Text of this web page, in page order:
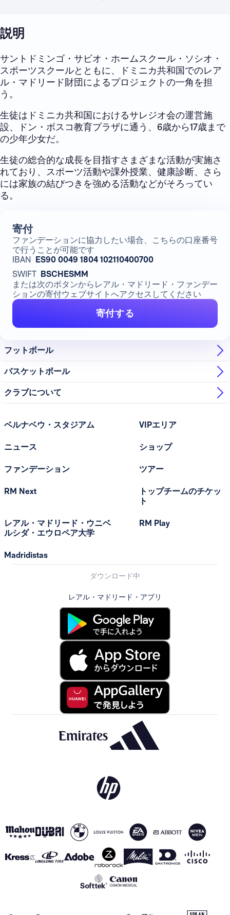
説明
サントドミンゴ・サビオ・ホームスクール・ソシオ・
スポーツスクールとともに、ドミニカ共和国でのレア
ル・マドリード財団によるプロジェクトの一角を担
う。
生徒はドミニカ共和国におけるサレジオ会の運営施
設、ドン・ボスコ教育プラザに通う、6歳から17歳まで
の少年少女だ。
生徒の総合的な成長を目指すさまざまな活動が実施さ
れており、スポーツ活動や課外授業、健康診断、さら
には家族の結びつきを強める活動などがそろってい
る。
寄付
ファンデーションに協力したい場合、こちらの口座番号
で行うことが可能です
IBAN ES90 0049 1804 102110400700
SWIFT BSCHESMM
または次のボタンからレアル・マドリード・ファンデー
ションの寄付ウェブサイトへアクセスしてください
寄付する
フットボール
バスケットボール
クラブについて
ベルナベウ・スタジアム
ニュース
ファンデーション
RM Next
レアル・マドリード・ウニベ
ルシダ・エウロペア大学
Madridistas
VIPエリア
ショップ
ツアー
トップチームのチケッ
ト
RM Play
ダウンロード中
レアル・マドリード・アプリ